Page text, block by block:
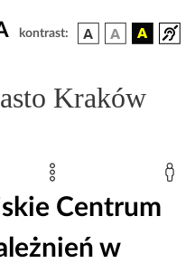
kontrast:
Kraków
Centrum
w